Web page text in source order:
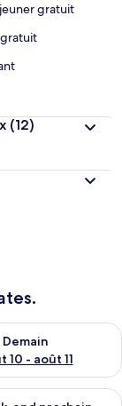
gratuit
(12)
10
Demain
10 - août 11
pour
14 - août 16pour